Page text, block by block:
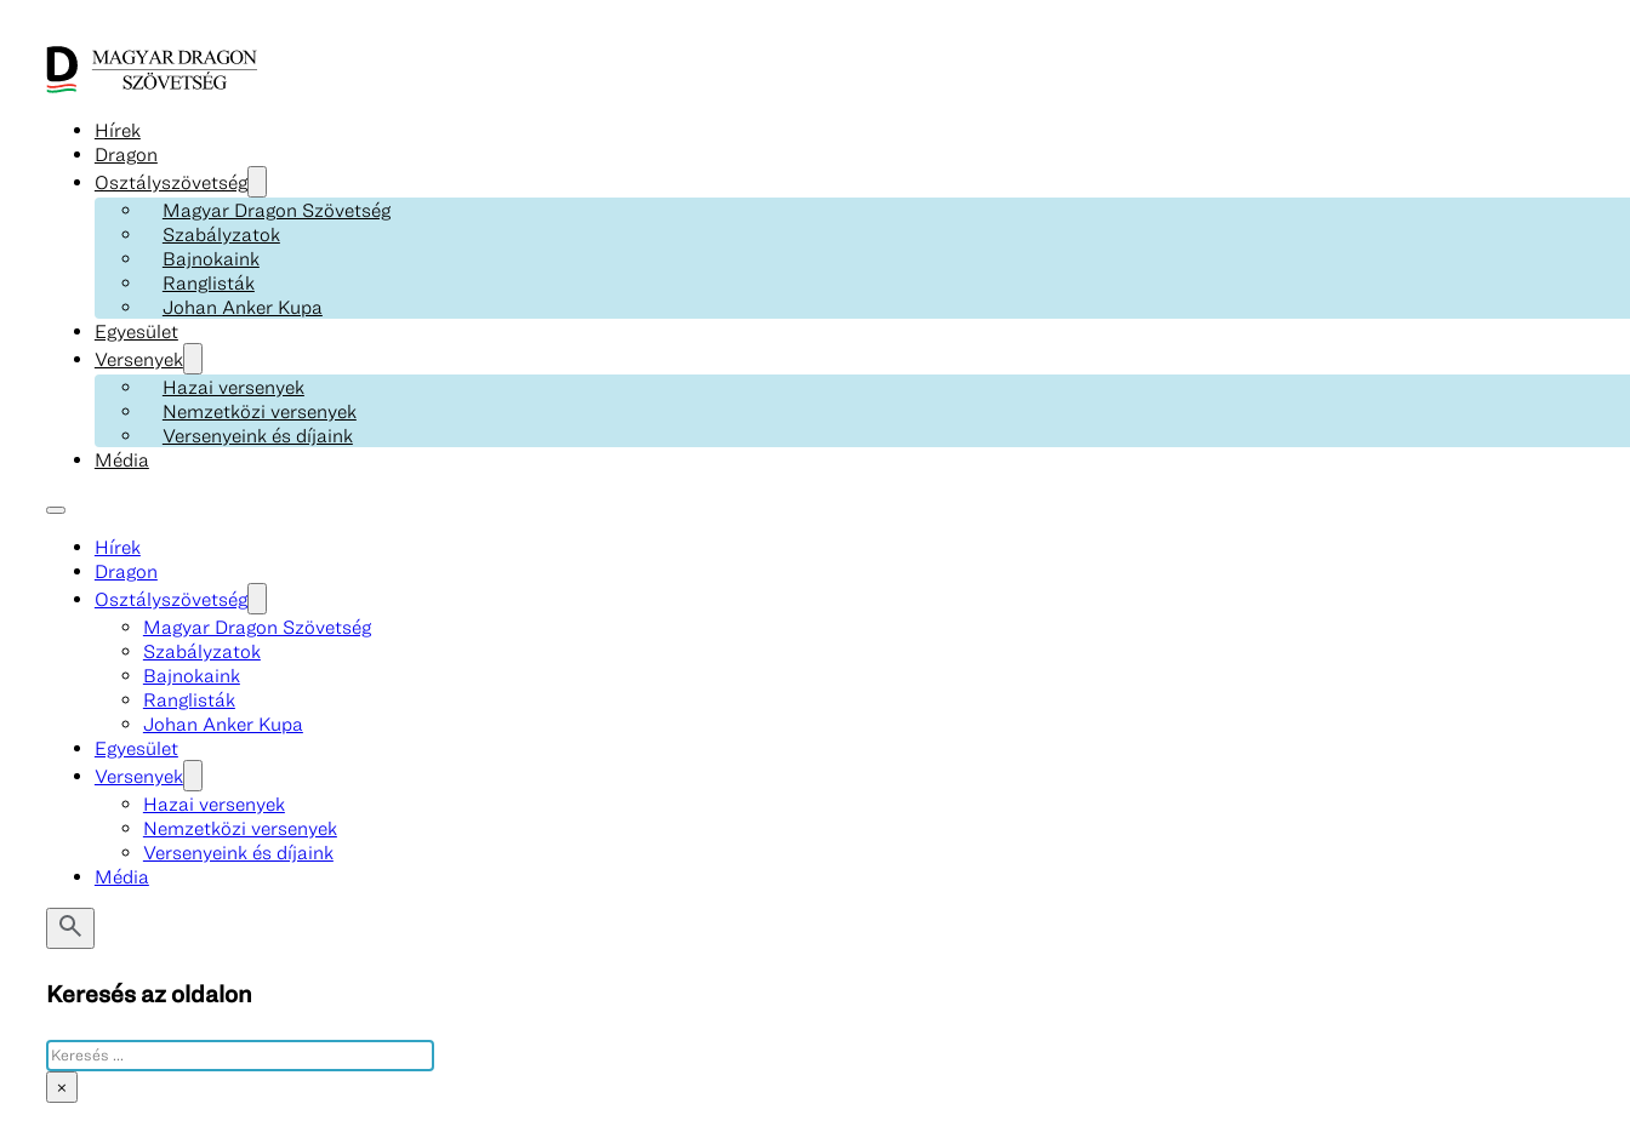
Hírek
Dragon
Osztályszövetség
Magyar Dragon Szövetség
Szabályzatok
Bajnokaink
Ranglisták
Johan Anker Kupa
Egyesület
Versenyek
Hazai versenyek
Nemzetközi versenyek
Versenyeink és díjaink
Média
Hírek
Dragon
Osztályszövetség
Magyar Dragon Szövetség
Szabályzatok
Bajnokaink
Ranglisták
Johan Anker Kupa
Egyesület
Versenyek
Hazai versenyek
Nemzetközi versenyek
Versenyeink és díjaink
Média
Keresés az oldalon
Keresés
×